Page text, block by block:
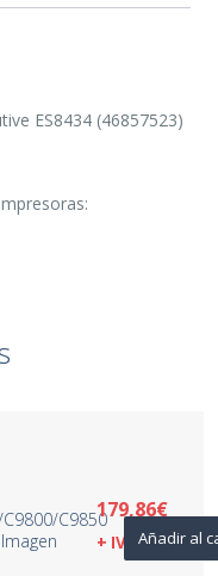
ES8434 (46857523)
C9850179,86€
+ IVA Añadir al